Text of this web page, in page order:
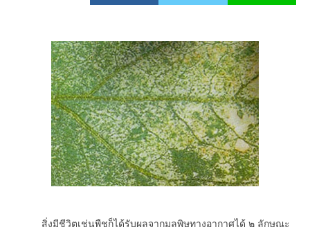
สิ่งมีชีวิตเช่นพืชก็ได้รับผลจากมลพิษทางอากาศได้ ๒ ลักษณะ